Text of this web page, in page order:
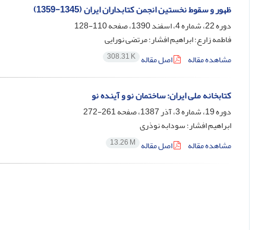
ظهور و سقوط نخستین انجمن کتابداران ایران (1345-1359)
دوره 22، شماره 4، اسفند 1390، صفحه
110-128
فاطمه زارع؛ ابراهیم افشار؛ مرتضی نورایی
مشاهده مقاله
اصل مقاله 308.31 K
کتابخانه ملی ایران: ساختمان نو و آینده نو
دوره 19، شماره 3، آذر 1387، صفحه
261-272
ابراهیم افشار؛ سودابه نوذری
مشاهده مقاله
اصل مقاله 13.26 M